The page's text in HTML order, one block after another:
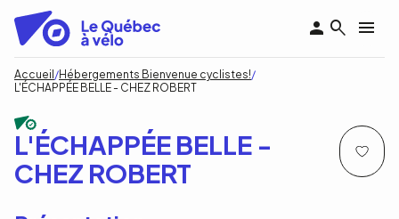
contenu
principal
Fil
Accueil
Hébergements Bienvenue cyclistes!
L'ÉCHAPPÉE BELLE - CHEZ ROBERT
L'ÉCHAPPÉE BELLE -
CHEZ ROBERT